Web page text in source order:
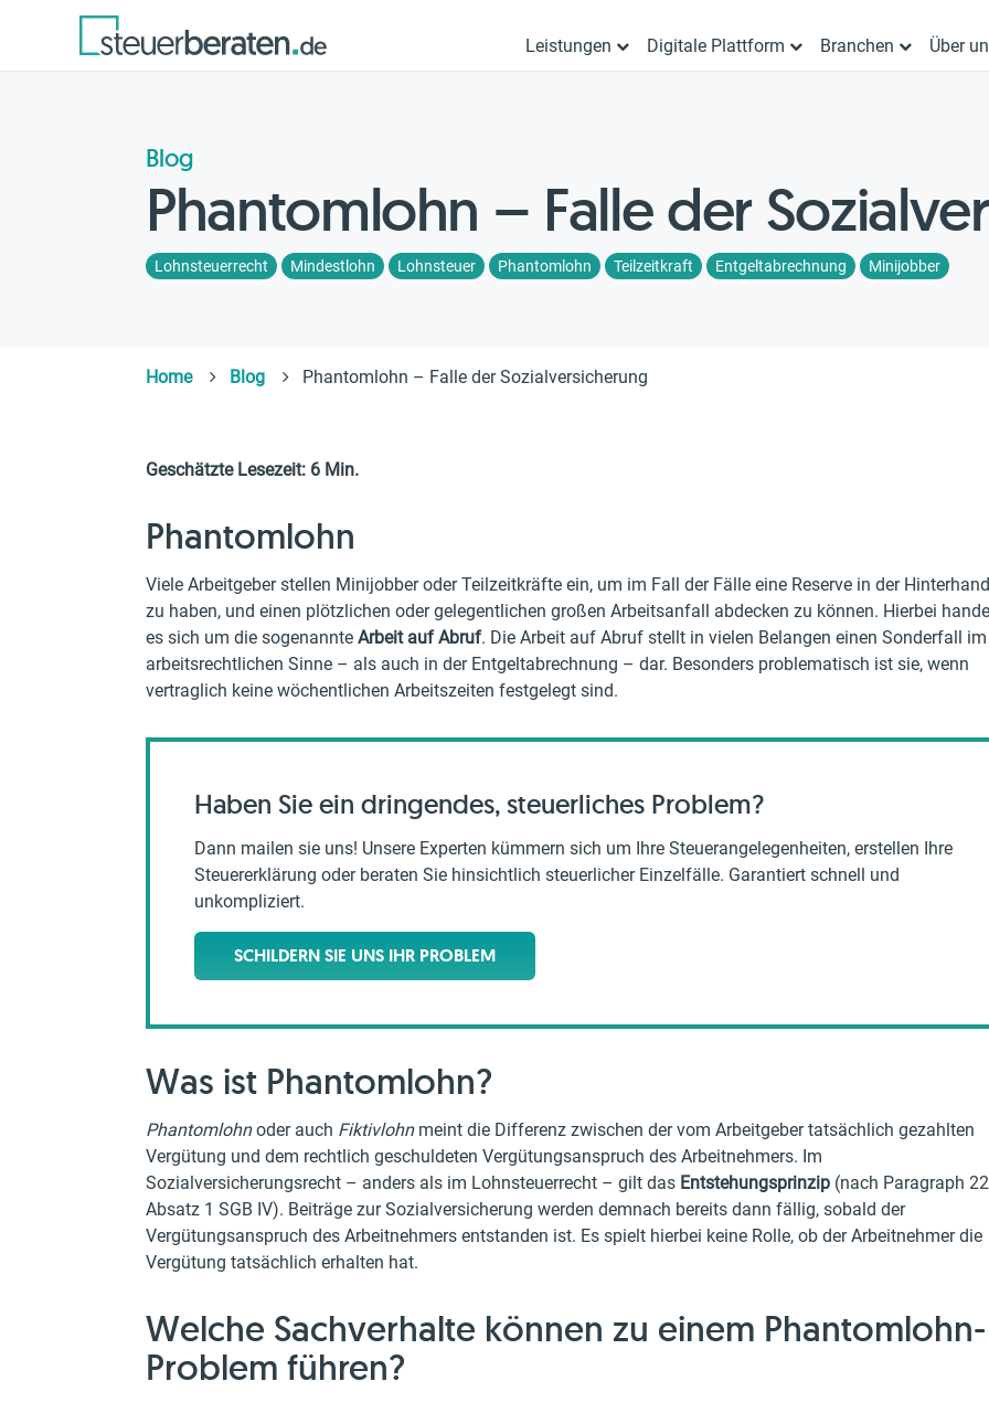
Leistungen Digitale Plattform Branchen Über
Blog
Phantomlohn – Falle der
Lohnsteuerrecht Mindestlohn Lohnsteuer Phantomlohn Teilzeitkraft Entgeltabrechnung Minijobber
Home Blog Phantomlohn – Falle der Sozialversicherung
Geschätzte Lesezeit: 6 Min.
Phantomlohn
Viele Arbeitgeber stellen Minijobber oder Teilzeitkräfte ein, um im Fall der Fälle eine Reserve in der Hinterhand
zu haben, und einen plötzlichen oder gelegentlichen großen Arbeitsanfall abdecken zu können. Hierbei
es sich um die sogenannte Arbeit auf Abruf. Die Arbeit auf Abruf stellt in vielen Belangen einen Sonderfall im
arbeitsrechtlichen Sinne – als auch in der Entgeltabrechnung – dar. Besonders problematisch ist sie, wenn
vertraglich keine wöchentlichen Arbeitszeiten festgelegt sind.
Haben Sie ein dringendes, steuerliches Problem?
Dann mailen sie uns! Unsere Experten kümmern sich um Ihre Steuerangelegenheiten, erstellen Ihre
Steuererklärung oder beraten Sie hinsichtlich steuerlicher Einzelfälle. Garantiert schnell und
unkompliziert.
SCHILDERN SIE UNS IHR PROBLEM
Was ist Phantomlohn?
Phantomlohnoder auch Fiktivlohnmeint die Differenz zwischen der vom Arbeitgeber tatsächlich gezahlten
Vergütung und dem rechtlich geschuldeten Vergütungsanspruch des Arbeitnehmers. Im
Sozialversicherungsrecht – anders als im Lohnsteuerrecht – gilt das Entstehungsprinzip (nach Paragraph 22
Absatz 1 SGB IV). Beiträge zur Sozialversicherung werden demnach bereits dann fällig, sobald der
Vergütungsanspruch des Arbeitnehmers entstanden ist. Es spielt hierbei keine Rolle, ob der Arbeitnehmer die
Vergütung tatsächlich erhalten hat.
Welche Sachverhalte können zu einem Phantomlohn-
Problem führen?